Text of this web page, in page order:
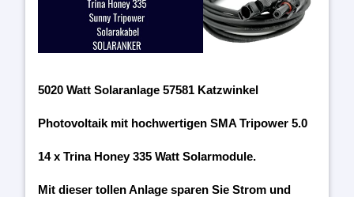
5020 Watt Solaranlage 57581 Katzwinkel
Photovoltaik mit hochwertigen SMA Tripower 5.0
14 x Trina Honey 335 Watt Solarmodule.
Mit dieser tollen Anlage sparen Sie Strom und